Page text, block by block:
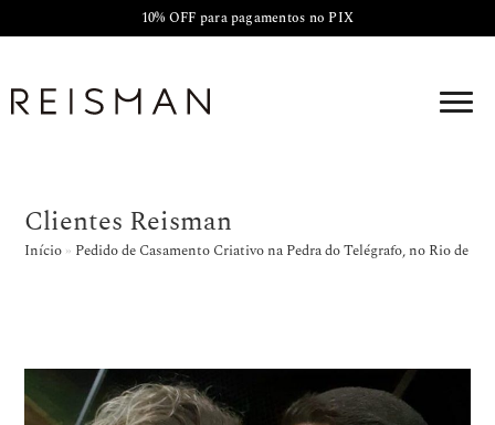
10% OFF para pagamentos no PIX
Clientes Reisman
Início » Pedido de Casamento Criativo na Pedra do Telégrafo, no Rio de